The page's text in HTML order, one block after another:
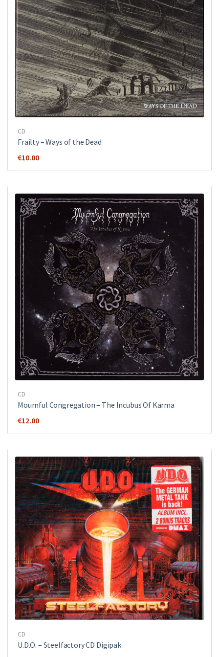
CD
Frailty – Ways of the Dead
€10.00
CD
Mournful Congregation – The Incubus Of Karma
€12.00
CD
U.D.O. ‎– Steelfactory CD Digipak